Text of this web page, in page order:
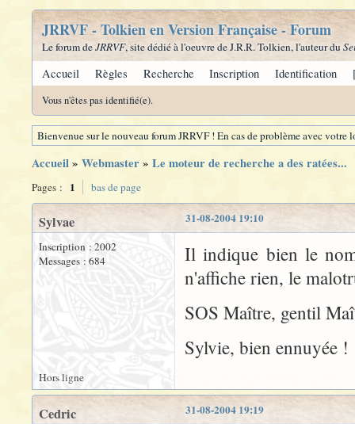
JRRVF - Tolkien en Version Française - Forum
Le forum deJRRVF, site dédié à l'oeuvre de J.R.R. Tolkien, l'auteur du
Accueil Règles Recherche Inscription Identification
Vous n'êtes pas identifié(e).
Bienvenue sur le nouveau forum JRRVF ! En cas de problème avec
Accueil» Webmaster» Le moteur de recherche a des ratées...
Pages : 1 bas de page
31-08-2004 19:10
Sylvae
Inscription : 2002
Messages : 684
Il indique bien le
n'affiche rien, le
SOS Maître, gentil
Sylvie, bien ennuyée !
Hors ligne
31-08-2004 19:19
Cedric